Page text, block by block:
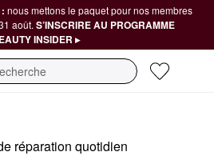
nous mettons le paquet pour nos membres
août. S’INSCRIRE AU PROGRAMME
INSIDER ▸
réparation quotidien